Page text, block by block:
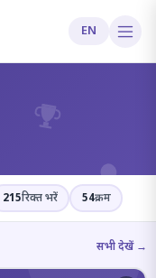
EN
215रिक्त भरें 54क्रम
सभी देखें →